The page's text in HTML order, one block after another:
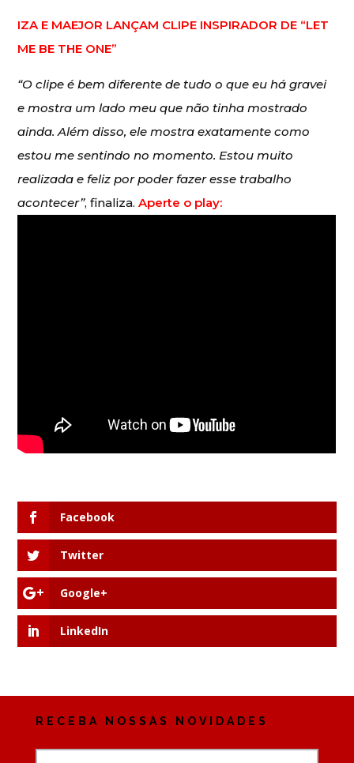
IZA E MAEJOR LANÇAM CLIPE INSPIRADOR DE “LET
ME BE THE ONE”
“O clipe é bem diferente de tudo o que eu há gravei
e mostra um lado meu que não tinha mostrado
ainda. Além disso, ele mostra exatamente como
estou me sentindo no momento. Estou muito
realizada e feliz por poder fazer esse trabalho
acontecer”, finaliza.Aperte o play:
Facebook
Twitter
Google+
LinkedIn
RECEBA NOSSAS NOVIDADES